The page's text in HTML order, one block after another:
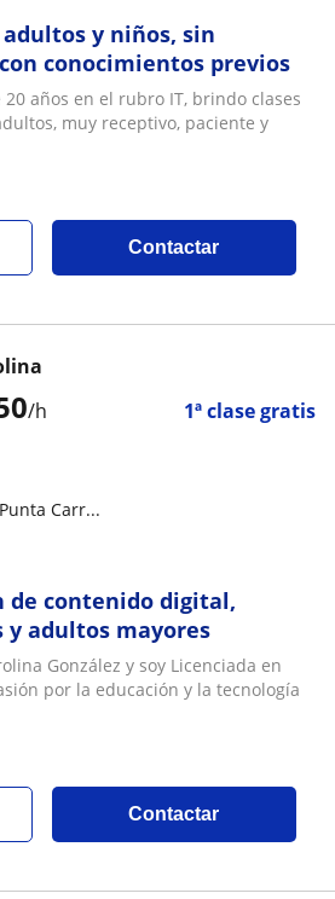
y niños, sin
conocimientos previos
años en el rubro IT, brindo clases
muy receptivo, paciente y
Contactar
/h 1ª clase gratis
Carr...
de contenido digital,
adultos mayores
González y soy Licenciada en
por la educación y la tecnología
Contactar